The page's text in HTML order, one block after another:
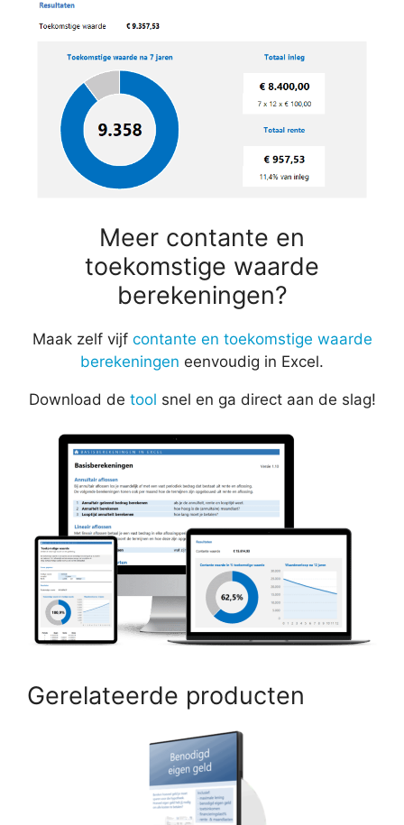
Meer contante en
toekomstige waarde
berekeningen?
Maak zelf vijf contante en toekomstige waarde
berekeningen eenvoudig in Excel.
Download de tool snel en ga direct aan de slag!
Gerelateerde producten